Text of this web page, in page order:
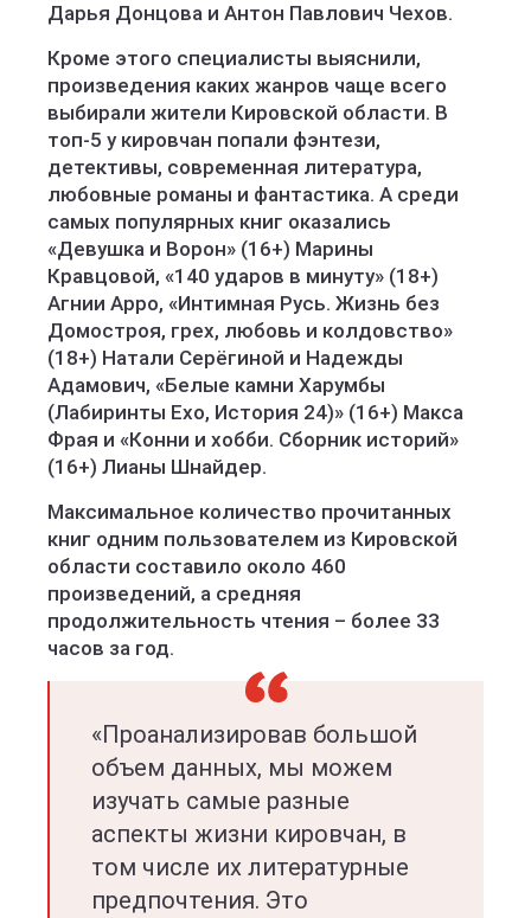
Дарья Донцова и Антон Павлович Чехов.
Кроме этого специалисты выяснили,
произведения каких жанров чаще всего
выбирали жители Кировской области. В
топ-5 у кировчан попали фэнтези,
детективы, современная литература,
любовные романы и фантастика. А среди
самых популярных книг оказались
«Девушка и Ворон» (16+) Марины
Кравцовой, «140 ударов в минуту» (18+)
Агнии Арро, «Интимная Русь. Жизнь без
Домостроя, грех, любовь и колдовство»
(18+) Натали Серёгиной и Надежды
Адамович, «Белые камни Харумбы
(Лабиринты Exo, История 24)» (16+) Макса
Фрая и «Конни и хобби. Сборник историй»
(16+) Лианы Шнайдер.
Максимальное количество прочитанных
книг одним пользователем из Кировской
области составило около 460
произведений, а средняя
продолжительность чтения – более 33
часов за год.
«Проанализировав большой
объем данных, мы можем
изучать самые разные
аспекты жизни кировчан, в
том числе их литературные
предпочтения. Это